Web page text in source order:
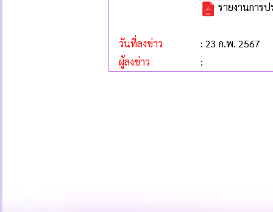
รายงานการ
วันที่ลงข่าว
: 23 ก.พ. 2567
ผู้ลงข่าว
: